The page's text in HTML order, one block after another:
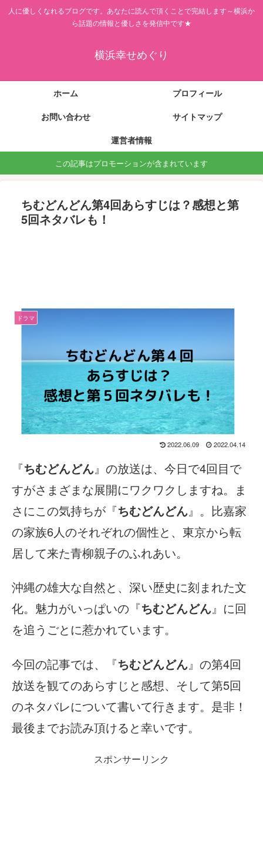
人に優しくなれるブログです。あなたに読んで頂くことで完結します～横浜か
ら話題の情報と優しさを発信中です★
横浜幸せめぐり
ホーム
プロフィール
お問い合わせ
サイトマップ
運営者情報
この記事はプロモーションが含まれています
ちむどんどん第4回あらすじは？感想と第
5回ネタバレも！
ドラマ
2022.06.09 2022.04.14
『ちむどんどん』の放送は、今日で4回目で
すがさまざまな展開にワクワクしますね。ま
さにこの気持ちが『ちむどんどん』。比嘉家
の家族6人のそれぞれの個性と、東京から転
居して来た青柳親子のふれあい。
沖縄の雄大な自然と、深い歴史に刻まれた文
化。魅力がいっぱいの『ちむどんどん』に回
を追うごとに惹かれています。
今回の記事では、『ちむどんどん』の第4回
放送を観てのあらすじと感想、そして第5回
のネタバレについて書いて行きます。是非！
最後までお読み頂けると幸いです。
スポンサーリンク